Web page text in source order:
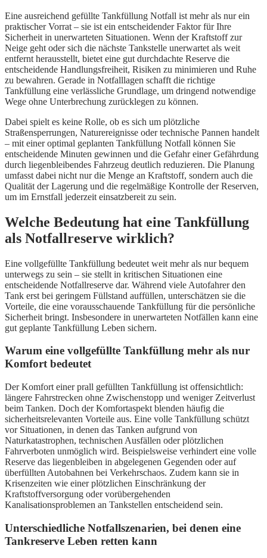
Eine ausreichend gefüllte Tankfüllung Notfall ist mehr als nur ein
praktischer Vorrat – sie ist ein entscheidender Faktor für Ihre
Sicherheit in unerwarteten Situationen. Wenn der Kraftstoff zur
Neige geht oder sich die nächste Tankstelle unerwartet als weit
entfernt herausstellt, bietet eine gut durchdachte Reserve die
entscheidende Handlungsfreiheit, Risiken zu minimieren und Ruhe
zu bewahren. Gerade in Notfalllagen schafft die richtige
Tankfüllung eine verlässliche Grundlage, um dringend notwendige
Wege ohne Unterbrechung zurücklegen zu können.
Dabei spielt es keine Rolle, ob es sich um plötzliche
Straßensperrungen, Naturereignisse oder technische Pannen handelt
– mit einer optimal geplanten Tankfüllung Notfall können Sie
entscheidende Minuten gewinnen und die Gefahr einer Gefährdung
durch liegenbleibendes Fahrzeug deutlich reduzieren. Die Planung
umfasst dabei nicht nur die Menge an Kraftstoff, sondern auch die
Qualität der Lagerung und die regelmäßige Kontrolle der Reserven,
um im Ernstfall jederzeit einsatzbereit zu sein.
Welche Bedeutung hat eine Tankfüllung
als Notfallreserve wirklich?
Eine vollgefüllte Tankfüllung bedeutet weit mehr als nur bequem
unterwegs zu sein – sie stellt in kritischen Situationen eine
entscheidende Notfallreserve dar. Während viele Autofahrer den
Tank erst bei geringem Füllstand auffüllen, unterschätzen sie die
Vorteile, die eine vorausschauende Tankfüllung für die persönliche
Sicherheit bringt. Insbesondere in unerwarteten Notfällen kann eine
gut geplante Tankfüllung Leben sichern.
Warum eine vollgefüllte Tankfüllung mehr als nur
Komfort bedeutet
Der Komfort einer prall gefüllten Tankfüllung ist offensichtlich:
längere Fahrstrecken ohne Zwischenstopp und weniger Zeitverlust
beim Tanken. Doch der Komfortaspekt blenden häufig die
sicherheitsrelevanten Vorteile aus. Eine volle Tankfüllung schützt
vor Situationen, in denen das Tanken aufgrund von
Naturkatastrophen, technischen Ausfällen oder plötzlichen
Fahrverboten unmöglich wird. Beispielsweise verhindert eine volle
Reserve das liegenbleiben in abgelegenen Gegenden oder auf
überfüllten Autobahnen bei Verkehrschaos. Zudem kann sie in
Krisenzeiten wie einer plötzlichen Einschränkung der
Kraftstoffversorgung oder vorübergehenden
Kanalisationsproblemen an Tankstellen entscheidend sein.
Unterschiedliche Notfallszenarien, bei denen eine
Tankreserve Leben retten kann